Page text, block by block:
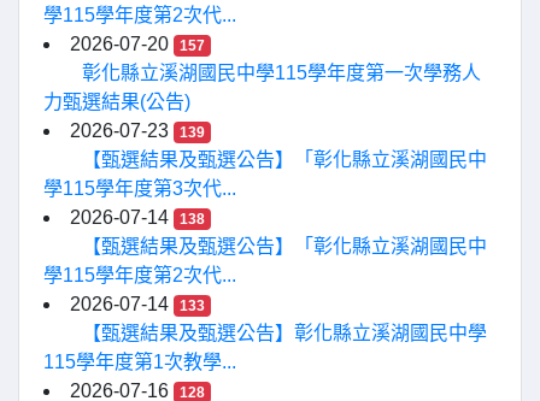
學115學年度第2次代...
2026-07-20
157
彰化縣立溪湖國民中學115學年度第一次學務人
力甄選結果(公告)
2026-07-23
139
【甄選結果及甄選公告】「彰化縣立溪湖國民中
學115學年度第3次代...
2026-07-14
138
【甄選結果及甄選公告】「彰化縣立溪湖國民中
學115學年度第2次代...
2026-07-14
133
【甄選結果及甄選公告】彰化縣立溪湖國民中學
115學年度第1次教學...
2026-07-16
128